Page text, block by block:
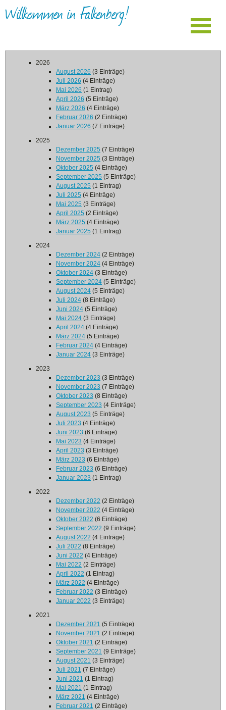
Willkommen in Falkenberg!
2026
August 2026 (3 Einträge)
Juli 2026 (4 Einträge)
Mai 2026 (1 Eintrag)
April 2026 (5 Einträge)
März 2026 (4 Einträge)
Februar 2026 (2 Einträge)
Januar 2026 (7 Einträge)
2025
Dezember 2025 (7 Einträge)
November 2025 (3 Einträge)
Oktober 2025 (4 Einträge)
September 2025 (5 Einträge)
August 2025 (1 Eintrag)
Juli 2025 (4 Einträge)
Mai 2025 (3 Einträge)
April 2025 (2 Einträge)
März 2025 (4 Einträge)
Januar 2025 (1 Eintrag)
2024
Dezember 2024 (2 Einträge)
November 2024 (4 Einträge)
Oktober 2024 (3 Einträge)
September 2024 (5 Einträge)
August 2024 (5 Einträge)
Juli 2024 (8 Einträge)
Juni 2024 (5 Einträge)
Mai 2024 (3 Einträge)
April 2024 (4 Einträge)
März 2024 (5 Einträge)
Februar 2024 (4 Einträge)
Januar 2024 (3 Einträge)
2023
Dezember 2023 (3 Einträge)
November 2023 (7 Einträge)
Oktober 2023 (8 Einträge)
September 2023 (4 Einträge)
August 2023 (5 Einträge)
Juli 2023 (4 Einträge)
Juni 2023 (6 Einträge)
Mai 2023 (4 Einträge)
April 2023 (3 Einträge)
März 2023 (6 Einträge)
Februar 2023 (6 Einträge)
Januar 2023 (1 Eintrag)
2022
Dezember 2022 (2 Einträge)
November 2022 (4 Einträge)
Oktober 2022 (6 Einträge)
September 2022 (9 Einträge)
August 2022 (4 Einträge)
Juli 2022 (8 Einträge)
Juni 2022 (4 Einträge)
Mai 2022 (2 Einträge)
April 2022 (1 Eintrag)
März 2022 (4 Einträge)
Februar 2022 (3 Einträge)
Januar 2022 (3 Einträge)
2021
Dezember 2021 (5 Einträge)
November 2021 (2 Einträge)
Oktober 2021 (2 Einträge)
September 2021 (9 Einträge)
August 2021 (3 Einträge)
Juli 2021 (7 Einträge)
Juni 2021 (1 Eintrag)
Mai 2021 (1 Eintrag)
März 2021 (4 Einträge)
Februar 2021 (2 Einträge)